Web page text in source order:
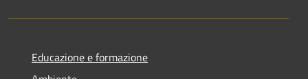
Educazione e formazione